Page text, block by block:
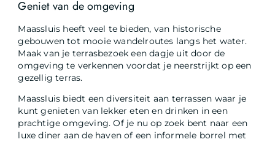
Geniet van de omgeving
Maassluis heeft veel te bieden, van historische
gebouwen tot mooie wandelroutes langs het water.
Maak van je terrasbezoek een dagje uit door de
omgeving te verkennen voordat je neerstrijkt op een
gezellig terras.
Maassluis biedt een diversiteit aan terrassen waar je
kunt genieten van lekker eten en drinken in een
prachtige omgeving. Of je nu op zoek bent naar een
luxe diner aan de haven of een informele borrel met